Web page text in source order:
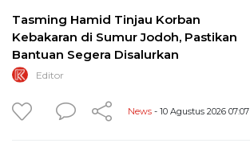
Tasming Hamid Tinjau Korban
Kebakaran di Sumur Jodoh, Pastikan
Bantuan Segera Disalurkan
Editor
News - 10 Agustus 2026 07:07